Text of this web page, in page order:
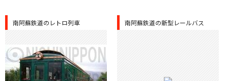
南阿蘇鉄道のレトロ列車 南阿蘇鉄道の新型レールバス